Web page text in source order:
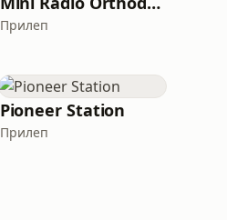
Прилеп
Pioneer Station
Прилеп